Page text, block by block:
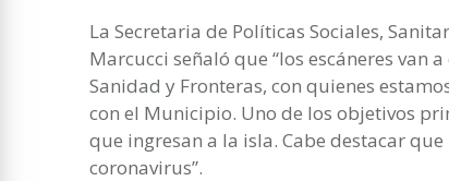
La Secretaria de Políticas Sociales,
Marcucci señaló que “los escáneres van
Sanidad y Fronteras, con quienes
con el Municipio. Uno de los objetivos
que ingresan a la isla. Cabe destacar
coronavirus”.